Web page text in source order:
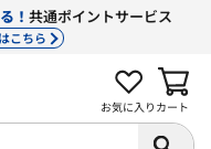
！ 共通ポイントサービス
こちら
お気に入り カート